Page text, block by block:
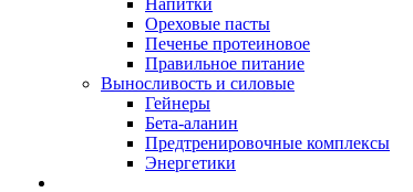
Напитки
Ореховые пасты
Печенье протеиновое
Правильное питание
Выносливость и силовые
Гейнеры
Бета-аланин
Предтренировочные комплексы
Энергетики